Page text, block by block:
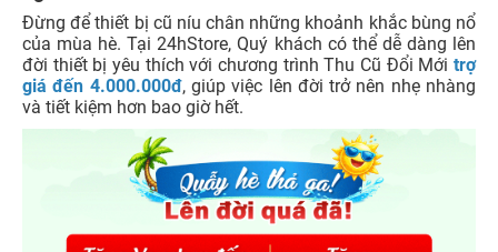
Đừng để thiết bị cũ níu chân những khoảnh khắc bùng nổ
của mùa hè. Tại 24hStore, Quý khách có thể dễ dàng lên
đời thiết bị yêu thích với chương trình Thu Cũ Đổi Mới trợ
giá đến 4.000.000đ, giúp việc lên đời trở nên nhẹ nhàng
và tiết kiệm hơn bao giờ hết.